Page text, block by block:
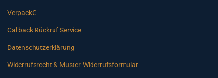
VerpackG
Callback Rückruf Service
Datenschutzerklärung
Widerrufsrecht & Muster-Widerrufsformular